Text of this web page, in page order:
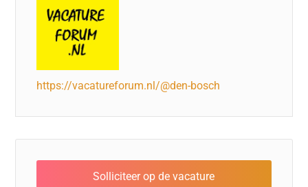
https://vacatureforum.nl/@den-bosch